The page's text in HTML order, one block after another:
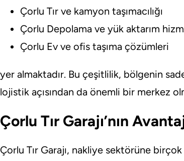
Çorlu Tır ve kamyon taşımacılığı
Çorlu Depolama ve yük aktarım
Çorlu Ev ve ofis taşıma çözümleri
yer almaktadır. Bu çeşitlilik, bölgenin
lojistik açısından da önemli bir merkez
Çorlu Tır Garajı’nın
Çorlu Tır Garajı, nakliye sektörüne